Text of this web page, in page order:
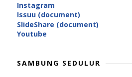
Instagram
Issuu (document)
SlideShare (document)
Youtube
SAMBUNG SEDULUR